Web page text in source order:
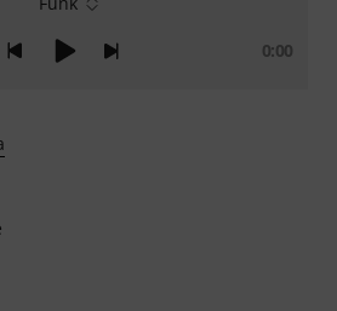
0:00